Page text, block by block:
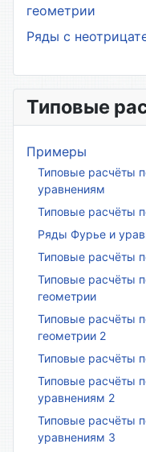
геометрии
Ряды с
Типовые
Примеры
Типовые расчёты
уравнениям
Типовые расчёты
Ряды Фурье и
Типовые расчёты
Типовые расчёты
геометрии
Типовые расчёты
геометрии 2
Типовые расчёты
Типовые расчёты
уравнениям 2
Типовые расчёты
уравнениям 3